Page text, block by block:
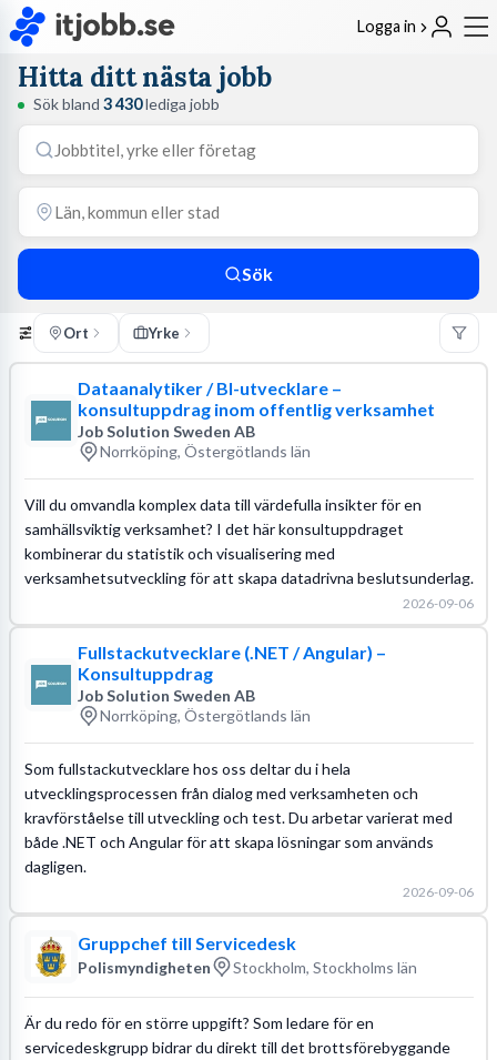
Logga in
Hitta ditt nästa jobb
Sök bland 3 430lediga jobb
Sök
Ort Yrke
Dataanalytiker / BI-utvecklare –
konsultuppdrag inom offentlig verksamhet
Job Solution Sweden AB
Norrköping, Östergötlands län
Vill du omvandla komplex data till värdefulla insikter för en
samhällsviktig verksamhet? I det här konsultuppdraget
kombinerar du statistik och visualisering med
verksamhetsutveckling för att skapa datadrivna beslutsunderlag.
2026-09-06
Fullstackutvecklare (.NET / Angular) –
Konsultuppdrag
Job Solution Sweden AB
Norrköping, Östergötlands län
Som fullstackutvecklare hos oss deltar du i hela
utvecklingsprocessen från dialog med verksamheten och
kravförståelse till utveckling och test. Du arbetar varierat med
både .NET och Angular för att skapa lösningar som används
dagligen.
2026-09-06
Gruppchef till Servicedesk
Polismyndigheten Stockholm, Stockholms län
Är du redo för en större uppgift? Som ledare för en
servicedeskgrupp bidrar du direkt till det brottsförebyggande